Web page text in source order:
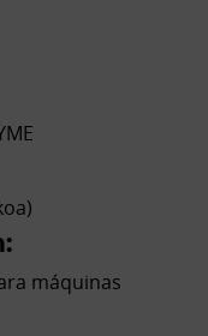
máquinas